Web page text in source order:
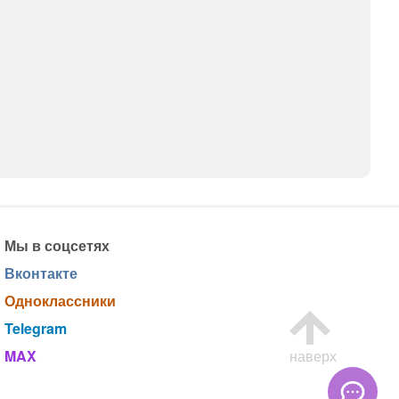
наверх
Мы в соцсетях
Вконтакте
Одноклассники
Telegram
MAX